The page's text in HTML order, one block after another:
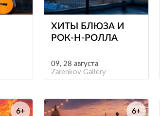
ХИТЫ БЛЮЗА И
РОК-Н-РОЛЛА
09, 28 августа
Zarenkov Gallery
6+ 6+